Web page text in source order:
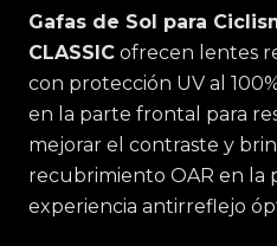
Gafas de Sol para
CLASSIC ofrecen lentes
con protección UV al
en la parte frontal para
mejorar el contraste y
recubrimiento OAR en la
experiencia antirreflejo